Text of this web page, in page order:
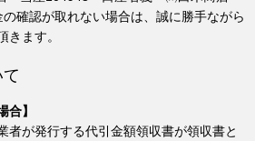
確認が取れない場合は、誠に勝手ながら
きます。
合】
者が発行する代引金額領収書が領収書と